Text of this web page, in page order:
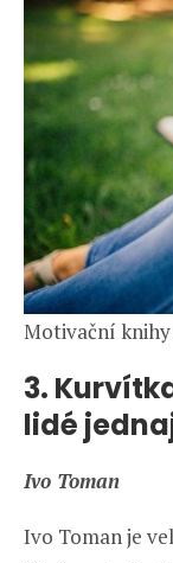
Motivační
3.
lidé
Ivo Toman
Ivo Toman je